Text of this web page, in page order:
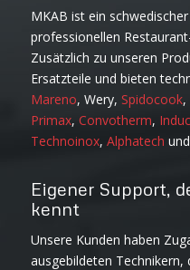
MKAB ist ein
professionellen
Zusätzlich zu unseren
Ersatzteile und bieten
Mareno, Wery, Spidocook,
Primax, Convotherm,
Technoinox, Alphatech und
Eigener Support,
kennt
Unsere Kunden haben
ausgebildeten